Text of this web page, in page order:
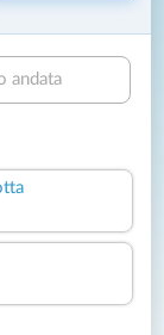
andata